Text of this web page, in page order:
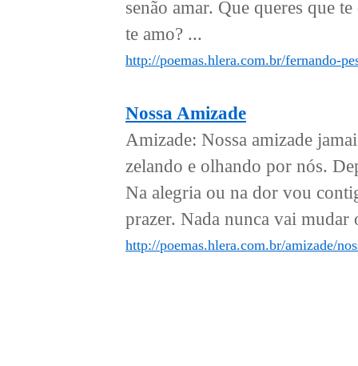
senão amar. Que queres que
te amo? ...
http://poemas.hlera.com.br/fernando-
Nossa Amizade
Amizade: Nossa amizade
zelando e olhando por nós.
Na alegria ou na dor vou
prazer. Nada nunca vai
http://poemas.hlera.com.br/amizade/